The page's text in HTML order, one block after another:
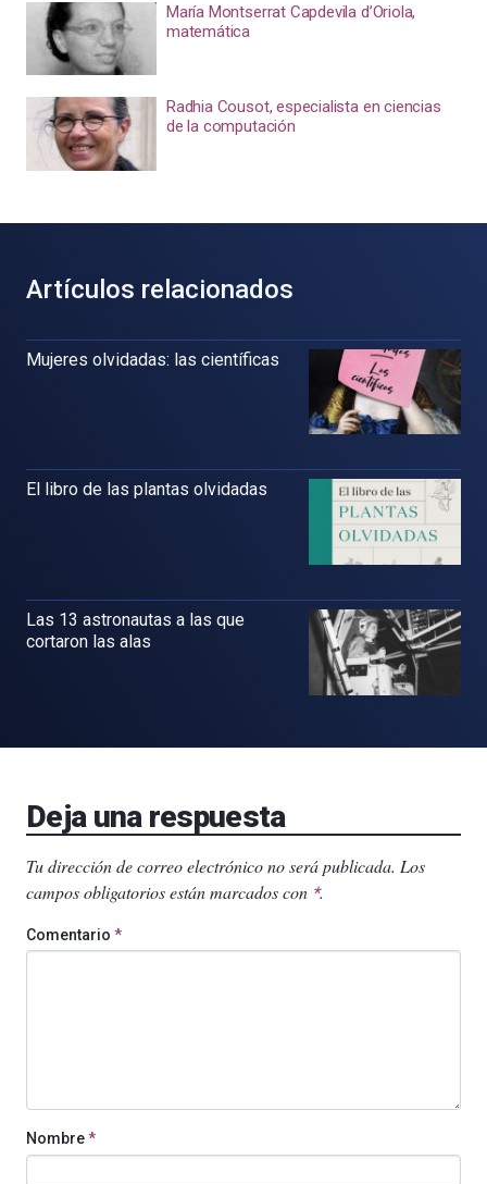
María Montserrat Capdevila d’Oriola,
matemática
Radhia Cousot, especialista en ciencias
de la computación
Artículos relacionados
Mujeres olvidadas: las científicas
El libro de las plantas olvidadas
Las 13 astronautas a las que
cortaron las alas
Deja una respuesta
Tu dirección de correo electrónico no será publicada. Los
campos obligatorios están marcados con *.
Comentario *
Nombre*